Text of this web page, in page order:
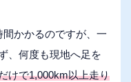
かかるのですが、一
、何度も現地へ足を
けで1,000km以上走り